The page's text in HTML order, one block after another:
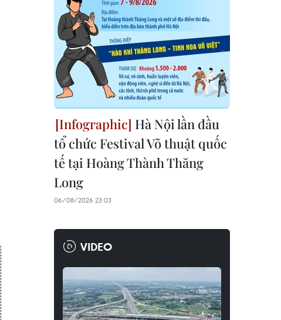
Hà Nội lần đầu
tổ chức Festival Võ thuật quốc
tế tại Hoàng Thành Thăng
Long
06/08/2026 23:03
VIDEO